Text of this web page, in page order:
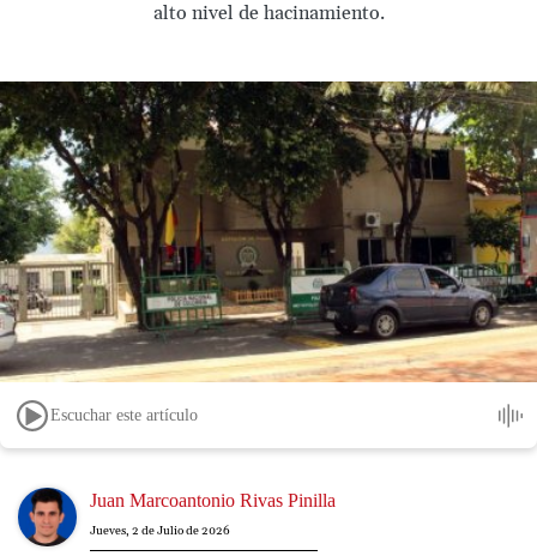
alto nivel de hacinamiento.
Escuchar este artículo
Image Juan Marcoantonio Rivas Pinilla
Jueves, 2 de Julio de 2026